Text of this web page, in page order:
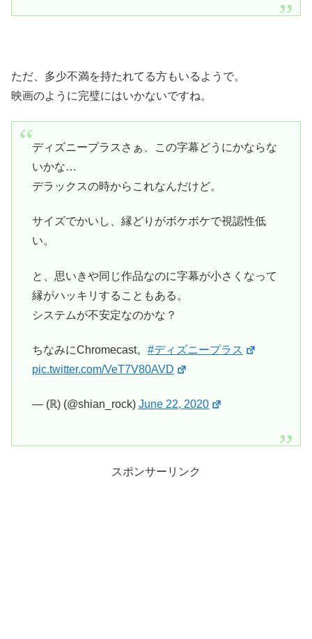
ただ、多少不満を持たれてる方もいるようで。
映画のように完璧にはいかないですね。
ディズニープラスさぁ、この字幕どうにかならな
いかな…
デラックスの時からこれなんだけど。
サイズでかいし、縁どりがボケボケで視認性低
い。
と、思いきや同じ作品なのに字幕が小さくなって
縁がハッキリすることもある。
システムが不安定なのかな？
ちなみにChromecast。 #ディズニープラス
pic.twitter.com/VeT7V80AVD
— (ℝ) (@shian_rock) June 22, 2020
スポンサーリンク